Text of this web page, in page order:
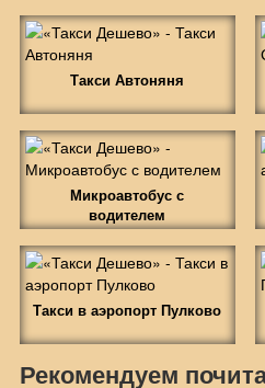
Такси Автоняня
Микроавтобус с
водителем
Такси в аэропорт Пулково
Рекомендуем